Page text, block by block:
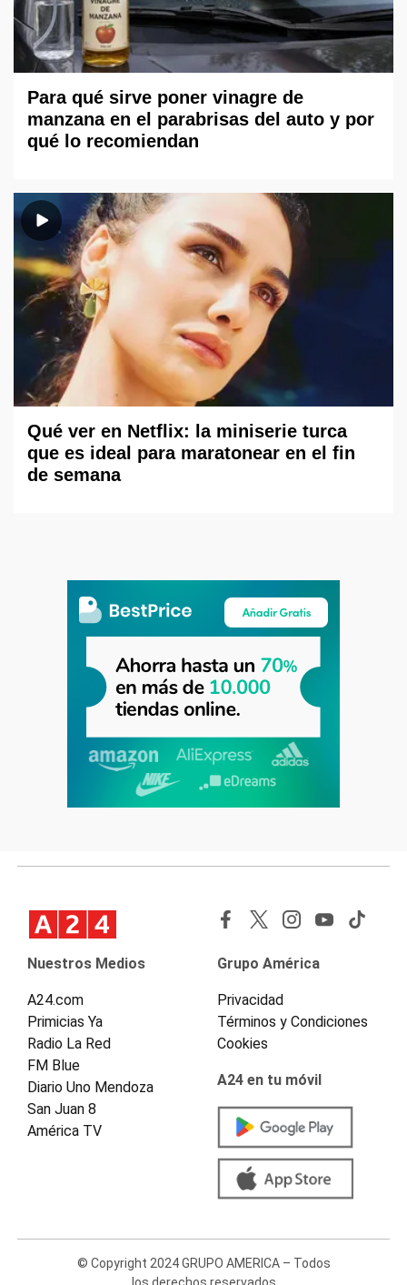
Para qué sirve poner vinagre de
manzana en el parabrisas del auto y por
qué lo recomiendan
Qué ver en Netflix: la miniserie turca
que es ideal para maratonear en el fin
de semana
Nuestros Medios
A24.com
Primicias Ya
Radio La Red
FM Blue
Diario Uno Mendoza
San Juan 8
América TV
Grupo América
Privacidad
Términos y Condiciones
Cookies
A24 en tu móvil
© Copyright 2024 GRUPO AMERICA – Todos